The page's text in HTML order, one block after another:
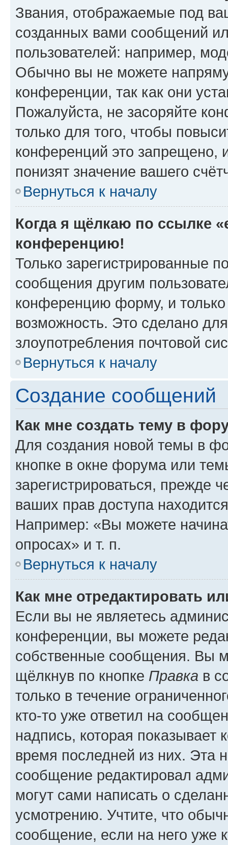
Звания, отображаемые под
созданных вами сообщений
пользователей: например,
Обычно вы не можете
конференции, так как они
Пожалуйста, не засоряйте
только для того, чтобы
конференций это запрещено,
понизят значение вашего
Вернуться к началу
Когда я щёлкаю по ссылке
конференцию!
Только зарегистрированные
сообщения другим
конференцию форму, и
возможность. Это сделано
злоупотребления почтовой
Вернуться к началу
Создание сообщений
Как мне создать тему в
Для создания новой темы в
кнопке в окне форума или
зарегистрироваться, прежде
ваших прав доступа
Например: «Вы можете
опросах» и т. п.
Вернуться к началу
Как мне отредактировать
Если вы не являетесь
конференции, вы можете
собственные сообщения. Вы
щёлкнув по кнопке Правка в
только в течение
кто-то уже ответил на
надпись, которая показывает
время последней из них. Эта
сообщение редактировал
могут сами написать о
усмотрению. Учтите, что
сообщение, если на него уже